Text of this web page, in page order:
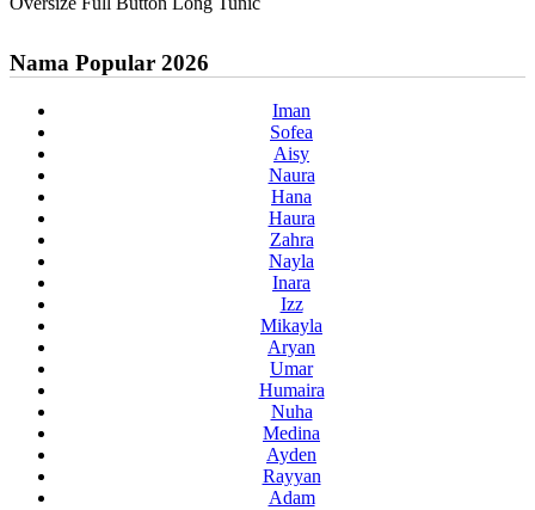
Nama Popular 2026
Iman
Sofea
Aisy
Naura
Hana
Haura
Zahra
Nayla
Inara
Izz
Mikayla
Aryan
Umar
Humaira
Nuha
Medina
Ayden
Rayyan
Adam